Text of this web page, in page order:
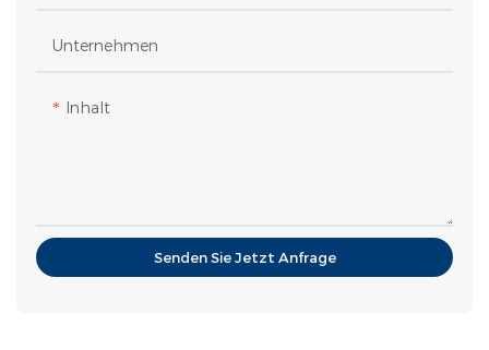
Unternehmen
Inhalt
Senden Sie Jetzt Anfrage